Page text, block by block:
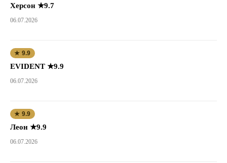
Херсон ★9.7
06.07.2026
★ 9.9
EVIDENT ★9.9
06.07.2026
★ 9.9
Леон ★9.9
06.07.2026